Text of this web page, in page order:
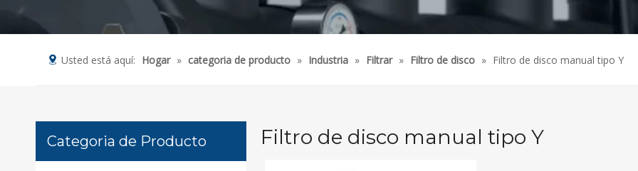
Usted está aquí: Hogar » categoria de producto » Industria » Filtrar » Filtro de disco » Filtro de disco manual tipo Y
Categoria de Producto Filtro de disco manual tipo Y